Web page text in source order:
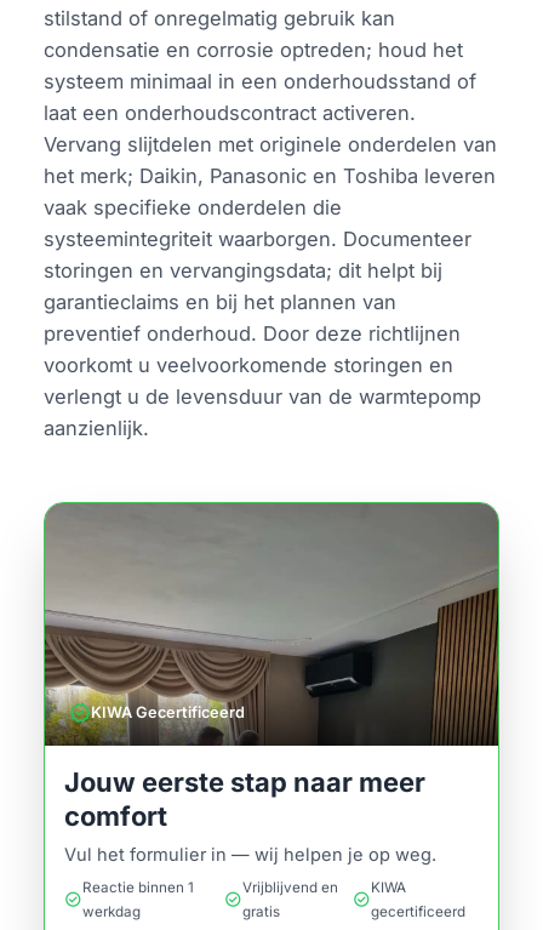
stilstand of onregelmatig gebruik kan
condensatie en corrosie optreden; houd het
systeem minimaal in een onderhoudsstand of
laat een onderhoudscontract activeren.
Vervang slijtdelen met originele onderdelen van
het merk; Daikin, Panasonic en Toshiba leveren
vaak specifieke onderdelen die
systeemintegriteit waarborgen. Documenteer
storingen en vervangingsdata; dit helpt bij
garantieclaims en bij het plannen van
preventief onderhoud. Door deze richtlijnen
voorkomt u veelvoorkomende storingen en
verlengt u de levensduur van de warmtepomp
aanzienlijk.
verifiedKIWA Gecertificeerd
Jouw eerste stap naar meer
comfort
Vul het formulier in — wij helpen je op weg.
check_circle
Reactie binnen 1
werkdag
check_circle
Vrijblijvend en
gratis
check_circle
KIWA
gecertificeerd